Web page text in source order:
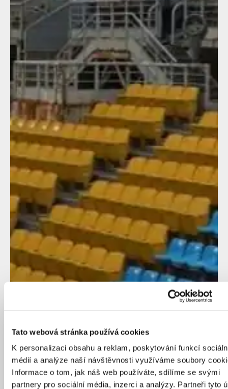
Tato webová stránka používá cookies
K personalizaci obsahu a reklam, poskytování funkcí
médií a analýze naší návštěvnosti využíváme soubory
Informace o tom, jak náš web používáte, sdílíme se svými
partnery pro sociální média, inzerci a analýzy. Partneři tyto